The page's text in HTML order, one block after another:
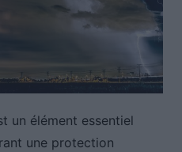
un élément essentiel
une protection